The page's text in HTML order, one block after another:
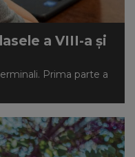
a VIII-a și
Prima parte a